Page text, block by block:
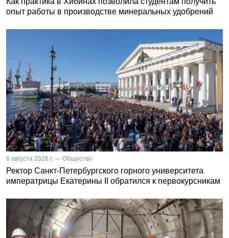
опыт работы в производстве минеральных удобрений
6 августа 2026 г. — Общество
Ректор Санкт-Петербургского горного университета
императрицы Екатерины II обратился к первокурсникам